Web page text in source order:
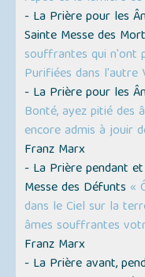
- La Prière pour les
Sainte Messe des
souffrantes qui n'ont
Purifiées dans l'autre
- La Prière pour les
Bonté, ayez pitié des
encore admis à jouir
Franz Marx
- La Prière pendant
Messe des Défunts «
dans le Ciel sur la
âmes souffrantes
Franz Marx
- La Prière avant,